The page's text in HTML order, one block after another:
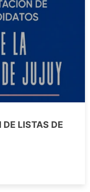
DE LISTAS DE